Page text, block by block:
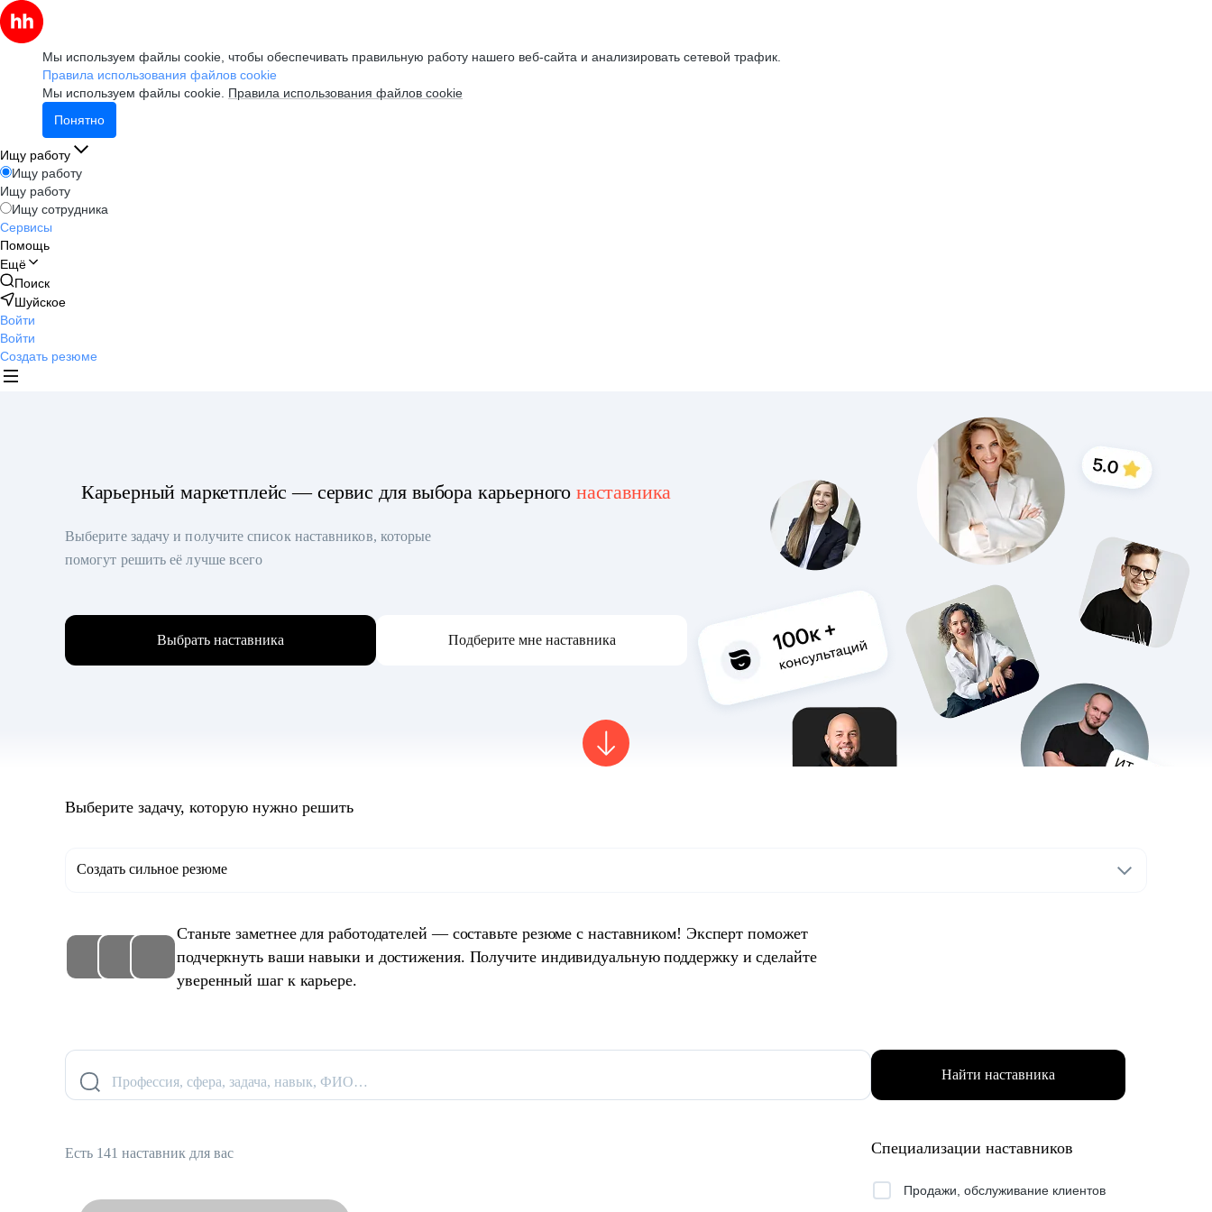
Мы используем файлы cookie, чтобы обеспечивать правильную работу нашего веб-сайта и анализировать сетевой трафик.
Правила использования файлов cookie
Мы используем файлы cookie. Правила использования файлов cookie
Понятно
Ищу работу
Ищу работу
Ищу работу
Ищу сотрудника
Сервисы
Помощь
Ещё
Поиск
Шуйское
Войти
Войти
Создать резюме
Карьерный маркетплейс — сервис для выбора карьерного наставника
Выберите задачу и получите список наставников, которые
помогут решить её лучше всего
Выбрать наставника Подберите мне наставника
Выберите задачу, которую нужно решить
Создать сильное резюме
Станьте заметнее для работодателей — составьте резюме с наставником! Эксперт поможет
подчеркнуть ваши навыки и достижения. Получите индивидуальную поддержку и сделайте
уверенный шаг к карьере.
Профессия, сфера, задача, навык, ФИО… Найти наставника
Есть 141 наставник для вас Специализации наставников
Продажи, обслуживание клиентов